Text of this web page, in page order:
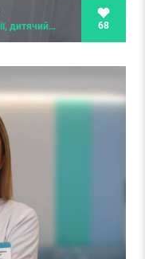
68
Лікар-дерматовенеролог другої категорії, дитячий дерматолог, косметолог